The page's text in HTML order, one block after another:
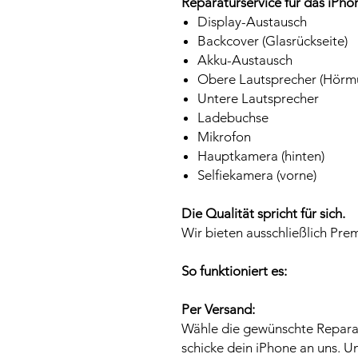
Display-Austausch
Backcover (Glasrückseite)
Akku-Austausch
Obere Lautsprecher
Untere Lautsprecher
Ladebuchse
Mikrofon
Hauptkamera (hinten)
Selfiekamera (vorne)
Die Qualität spricht für sich.
Wir bieten ausschließlich
So funktioniert es:
Per Versand:
Wähle die gewünschte
schicke dein iPhone an uns.